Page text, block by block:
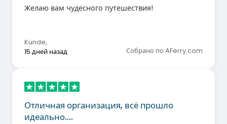
Желаю вам чудесного путешествия!
Kunde,
15 дней назад
Собрано по AFerry.com
Отличная организация, всё прошло
идеально.…